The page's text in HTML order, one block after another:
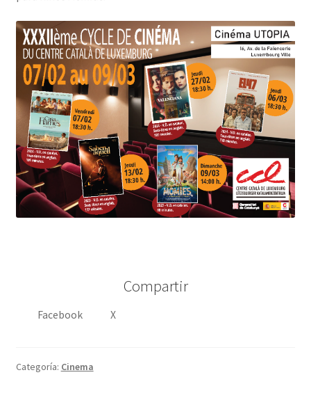
Compartir
Facebook X
Categoría: Cinema